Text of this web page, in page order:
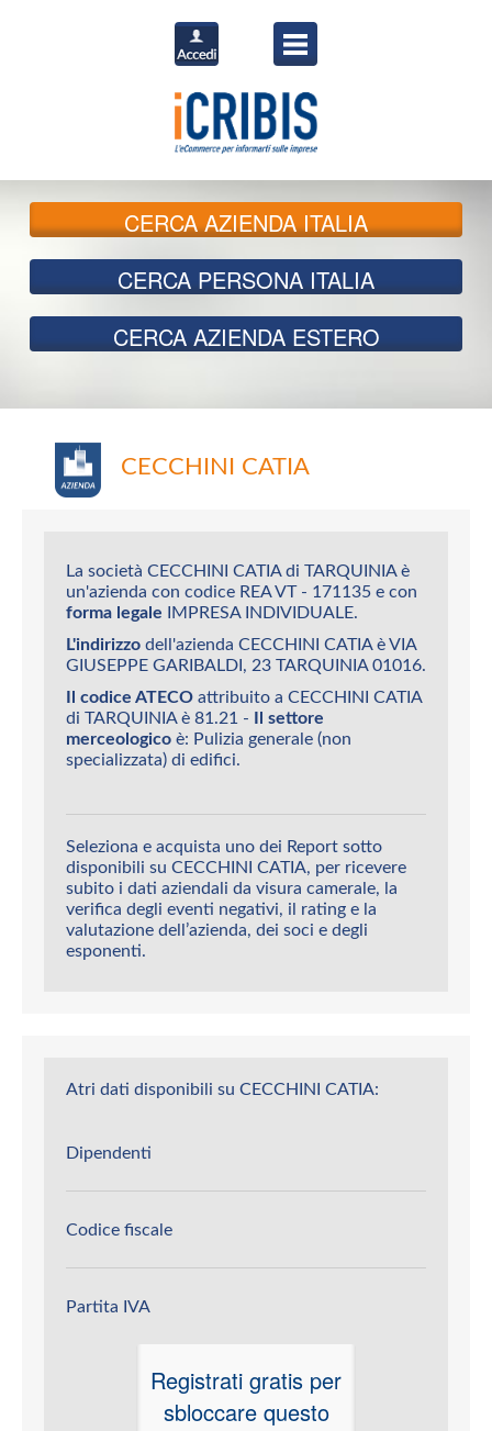
CERCAAZIENDA ITALIA
CERCA PERSONA ITALIA
CERCA AZIENDA ESTERO
CECCHINI CATIA
La società CECCHINI CATIA di TARQUINIA è
un'azienda con codice REA VT - 171135 e con
forma legale IMPRESA INDIVIDUALE.
L'indirizzo dell'azienda CECCHINI CATIA è VIA
GIUSEPPE GARIBALDI, 23 TARQUINIA 01016.
Il codice ATECO attribuito a CECCHINI CATIA
di TARQUINIA è 81.21 - Il settore
merceologico è: Pulizia generale (non
specializzata) di edifici.
Seleziona e acquista uno dei Report sotto
disponibili su CECCHINI CATIA, per ricevere
subito i dati aziendali da visura camerale, la
verifica degli eventi negativi, il rating e la
valutazione dell’azienda, dei soci e degli
esponenti.
Atri dati disponibili su CECCHINI CATIA:
Dipendenti
Codice fiscale
Partita IVA
Registrati gratis per
sbloccare questo